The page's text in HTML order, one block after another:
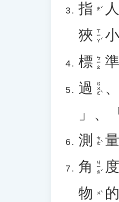
指
ㄓˇ 人
狹 ㄒㄧㄚˊ 小
標 ㄅㄧㄠ 準
過 ㄍㄨㄛˋ 、
」、「
測
ㄘㄜˋ 量
角 ㄐㄧㄠˇ 度
物 ㄨˋ 的